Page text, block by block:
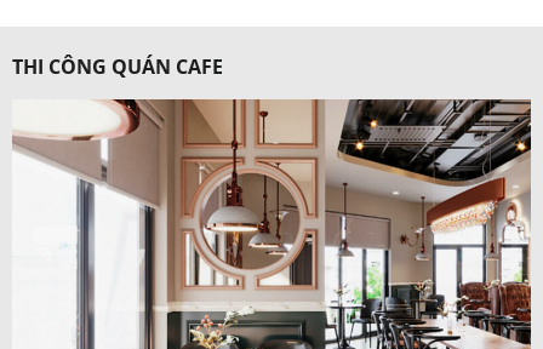
THI CÔNG QUÁN CAFE